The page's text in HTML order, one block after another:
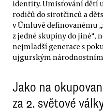
identity. Umisťování dětí
rodičů do sirotčinců a
v Úmluvě definovanému
z jedné skupiny do jiné“,
nejmladší generace s
ujgurským
Jako na
za 2. světové